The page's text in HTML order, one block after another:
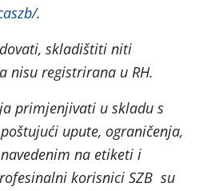
.
skladištiti niti
nisu registrirana u RH.
primjenjivati u skladu s
upute, ograničenja,
na etiketi i
korisnici SZB su